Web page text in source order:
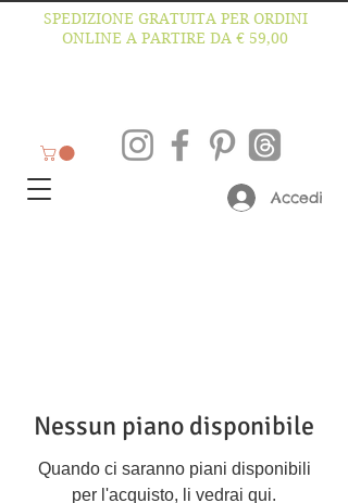
SPEDIZIONE GRATUITA PER ORDINI
ONLINE A PARTIRE DA € 59,00
Accedi
Nessun piano disponibile
Quando ci saranno piani disponibili
per l'acquisto, li vedrai qui.